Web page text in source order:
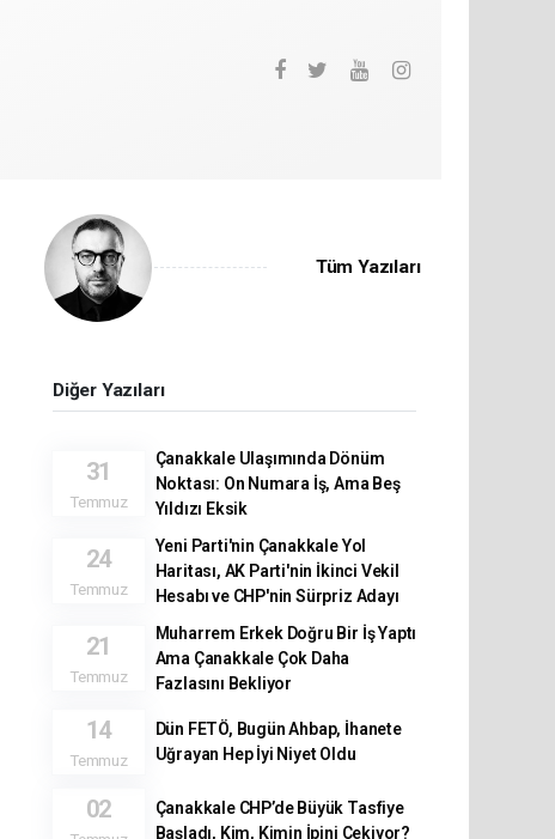
Tüm Yazıları
Diğer Yazıları
31
Temmuz
Çanakkale Ulaşımında Dönüm
Noktası: On Numara İş, Ama Beş
Yıldızı Eksik
24
Temmuz
Yeni Parti'nin Çanakkale Yol
Haritası, AK Parti'nin İkinci Vekil
Hesabı ve CHP'nin Sürpriz Adayı
21
Temmuz
Muharrem Erkek Doğru Bir İş Yaptı
Ama Çanakkale Çok Daha
Fazlasını Bekliyor
14
Temmuz
Dün FETÖ, Bugün Ahbap, İhanete
Uğrayan Hep İyi Niyet Oldu
02
Çanakkale CHP’de Büyük Tasfiye
Başladı, Kim, Kimin İpini Çekiyor?